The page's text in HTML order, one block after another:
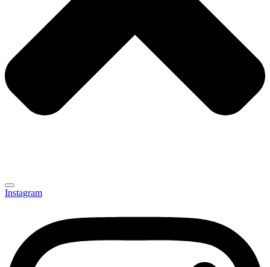
Instagram